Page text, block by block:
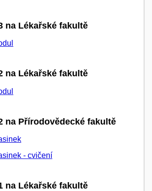
na Lékařské fakultě
na Lékařské fakultě
na Přírodovědecké fakultě
- cvičení
na Lékařské fakultě